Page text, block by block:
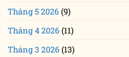
Tháng 5 2026(9)
Tháng 4 2026(11)
Tháng 3 2026(13)